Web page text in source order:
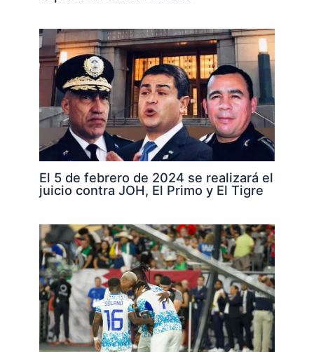
El 5 de febrero de 2024 se realizará el
juicio contra JOH, El Primo y El Tigre